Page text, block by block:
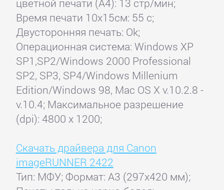
цветной печати (А4): 13 стр/мин;
Время печати 10x15см: 55 с;
Двусторонняя печать: Ok;
Операционная система: Windows XP
SP1,SP2/Windows 2000 Professional
SP2, SP3, SP4/Windows Millenium
Edition/Windows 98, Mac OS X v.10.2.8 -
v.10.4; Максимальное разрешение
(dpi): 4800 x 1200;
Скачать драйвера для Canon
imageRUNNER 2422
Тип: МФУ; Формат: A3 (297x420 мм);